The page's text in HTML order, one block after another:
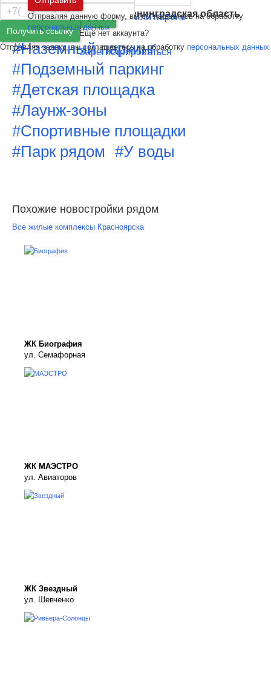
Санкт-Петербург иЛенинградская область
Войти Забыли пароль
Ещё нет аккаунта?
Зарегистрироваться
Особенности
#Наземный паркинг
#Подземный паркинг
#Детская площадка
#Лаунж-зоны
#Спортивные площадки
#Парк рядом
#У воды
Похожие новостройки рядом
Все жилые комплексы Красноярска
ЖК Биография
ул. Семафорная
ЖК МАЭСТРО
ул. Авиаторов
ЖК Звездный
ул. Шевченко
Получить ссылку
Отправляя заявку, вы соглашаетесь на обработку персональных данных
Отправляя данную форму, вы соглашаетесь на обработку
персональных данных